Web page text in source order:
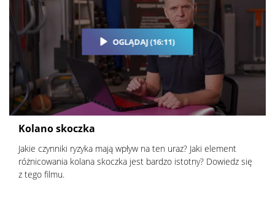
OGLĄDAJ (16:11)
Kolano skoczka
Jakie czynniki ryzyka mają wpływ na ten uraz? Jaki element
różnicowania kolana skoczka jest bardzo istotny? Dowiedz się
z tego filmu.